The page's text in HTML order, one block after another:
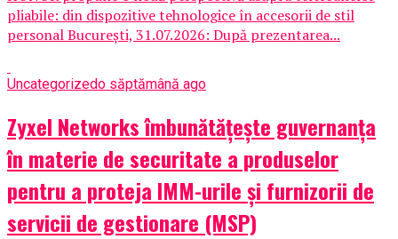
pliabile: din dispozitive tehnologice în accesorii de stil
personal București, 31.07.2026: După prezentarea...
Uncategorizedo săptămână ago
Zyxel Networks îmbunătățește guvernanța
în materie de securitate a produselor
pentru a proteja IMM-urile și furnizorii de
servicii de gestionare (MSP)